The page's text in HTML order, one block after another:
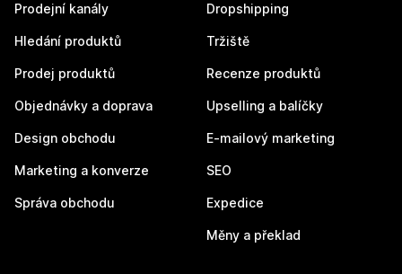
Prodejní kanály
Hledání produktů
Prodej produktů
Objednávky a doprava
Design obchodu
Marketing a konverze
Správa obchodu
Dropshipping
Tržiště
Recenze produktů
Upselling a balíčky
E-mailový marketing
SEO
Expedice
Měny a překlad